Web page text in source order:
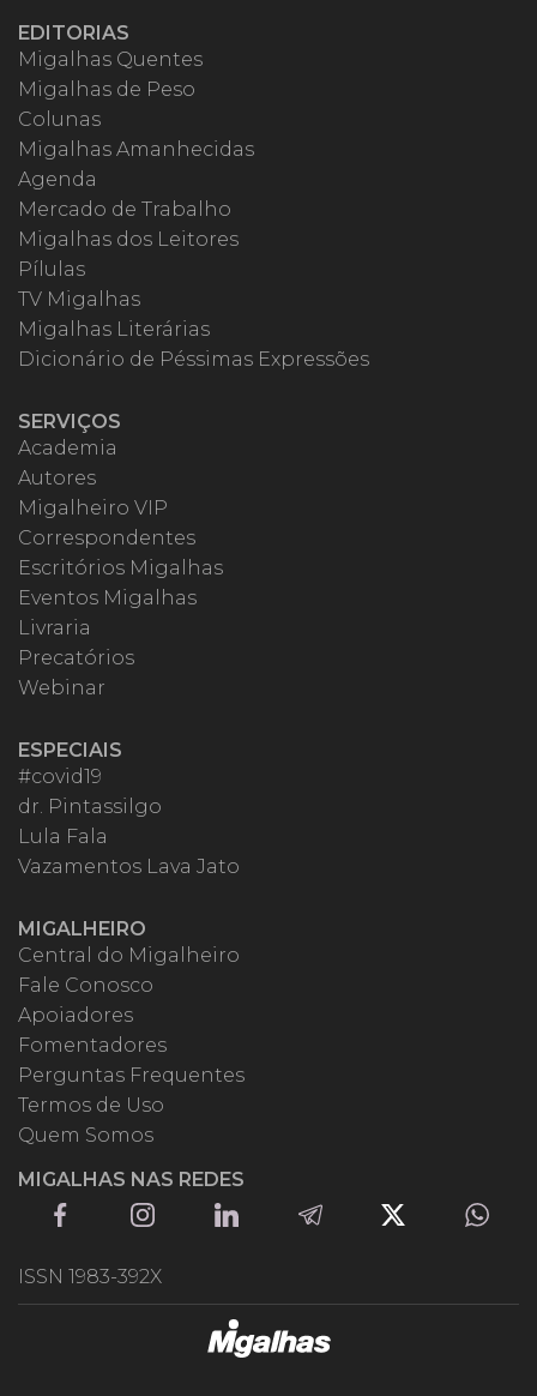
EDITORIAS
Migalhas Quentes
Migalhas de Peso
Colunas
Migalhas Amanhecidas
Agenda
Mercado de Trabalho
Migalhas dos Leitores
Pílulas
TV Migalhas
Migalhas Literárias
Dicionário de Péssimas Expressões
SERVIÇOS
Academia
Autores
Migalheiro VIP
Correspondentes
Escritórios Migalhas
Eventos Migalhas
Livraria
Precatórios
Webinar
ESPECIAIS
#covid19
dr. Pintassilgo
Lula Fala
Vazamentos Lava Jato
MIGALHEIRO
Central do Migalheiro
Fale Conosco
Apoiadores
Fomentadores
Perguntas Frequentes
Termos de Uso
Quem Somos
MIGALHAS NAS REDES
ISSN 1983-392X